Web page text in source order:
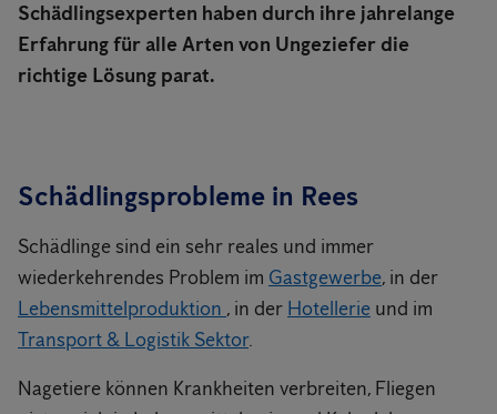
Schädlingsexperten haben durch ihre jahrelange
Erfahrung für alle Arten von Ungeziefer die
richtige Lösung parat.
Schädlingsprobleme in Rees
Schädlinge sind ein sehr reales und immer
wiederkehrendes Problem im Gastgewerbe, in der
Lebensmittelproduktion , in der Hotellerie und im
Transport & Logistik Sektor.
Nagetiere können Krankheiten verbreiten, Fliegen